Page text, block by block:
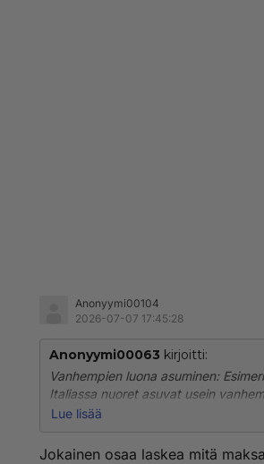
Anonyymi00104
2026-07-07 17:45:28
Anonyymi00063 kirjoitti:
Vanhempien luona asuminen:
Italiassa nuoret asuvat usein
lähes kolmekymppisiksi saakka.
näy tilastossa omana
Lue lisää
Jokainen osaa laskea mitä